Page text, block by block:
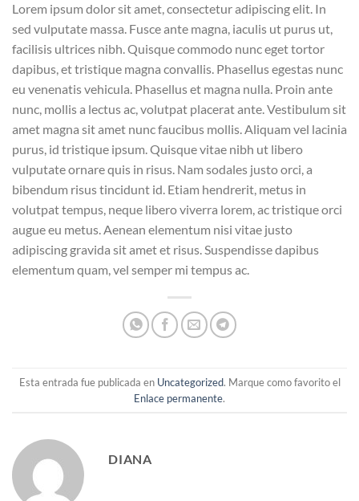
Lorem ipsum dolor sit amet, consectetur adipiscing elit. In
sed vulputate massa. Fusce ante magna, iaculis ut purus ut,
facilisis ultrices nibh. Quisque commodo nunc eget tortor
dapibus, et tristique magna convallis. Phasellus egestas nunc
eu venenatis vehicula. Phasellus et magna nulla. Proin ante
nunc, mollis a lectus ac, volutpat placerat ante. Vestibulum sit
amet magna sit amet nunc faucibus mollis. Aliquam vel lacinia
purus, id tristique ipsum. Quisque vitae nibh ut libero
vulputate ornare quis in risus. Nam sodales justo orci, a
bibendum risus tincidunt id. Etiam hendrerit, metus in
volutpat tempus, neque libero viverra lorem, ac tristique orci
augue eu metus. Aenean elementum nisi vitae justo
adipiscing gravida sit amet et risus. Suspendisse dapibus
elementum quam, vel semper mi tempus ac.
Esta entrada fue publicada en Uncategorized. Marque como favorito el
Enlace permanente.
DIANA